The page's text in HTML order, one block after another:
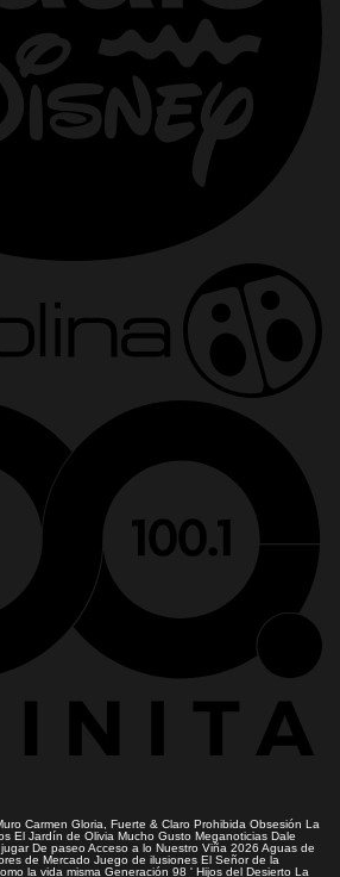
Carmen Gloria, Fuerte & Claro Prohibida Obsesión La
El Jardín de Olivia Mucho Gusto Meganoticias Dale
De paseoAcceso a lo Nuestro Viña 2026 Aguas de
de Mercado Juego de ilusiones El Señor de la
la vida misma Generación 98 ' Hijos del Desierto La